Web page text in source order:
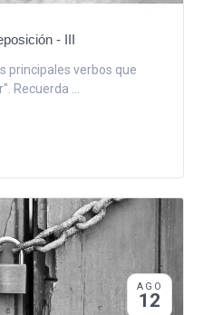
- III
principales verbos que
Recuerda ...
AGO
12